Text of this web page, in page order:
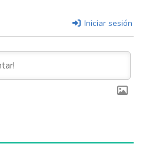
Iniciar sesión